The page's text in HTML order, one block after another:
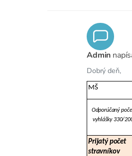
Admin
Dobrý deň,
MŠ
Odporúčaný
vyhlášky 330/
Prijatý počet
stravníkov